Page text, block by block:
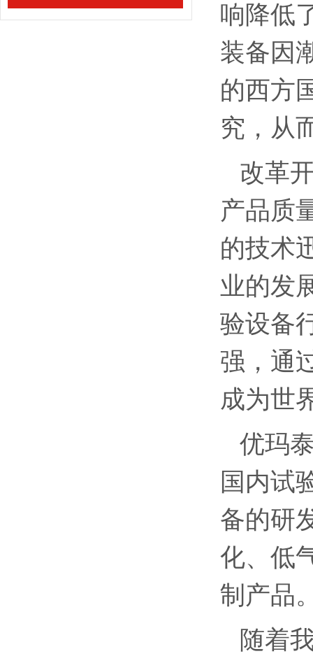
响降低
装备因
的西方
究，从
改革
产品质
的技术
业的发
验设备
强，通
成为世
优玛
国内试
备的研
化、低
制产品
随着